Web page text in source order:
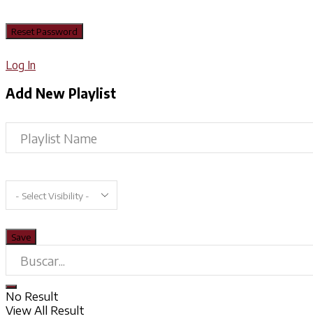
Log In
Add New Playlist
No Result
View All Result